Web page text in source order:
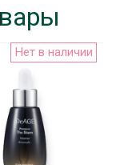
Нет в наличии